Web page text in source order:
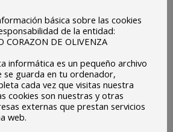
escolar 2023-2024 con el lema:
básica sobre las cookies
de la entidad:
CORAZON DE OLIVENZA
informática es un pequeño archivo
se guarda en tu ordenador,
cada vez que visitas nuestra
cookies son nuestras y otras
externas que prestan servicios
web.